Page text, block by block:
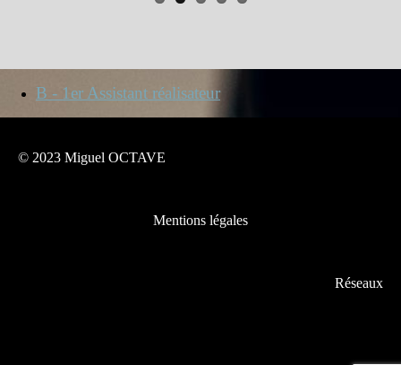
B - 1er Assistant réalisateur
© 2023 Miguel OCTAVE
Mentions légales
Réseaux